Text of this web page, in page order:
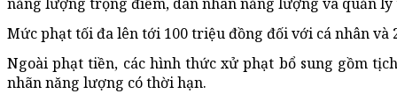
Mức phạt tối đa lên tới 100 triệu đồng đối với cá nhân và
Ngoài phạt tiền, các hình thức xử phạt bổ sung gồm
nhãn năng lượng có thời hạn.